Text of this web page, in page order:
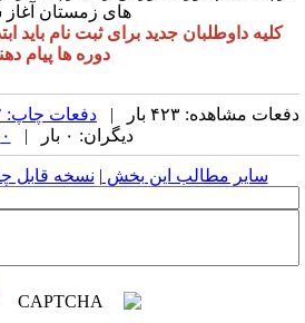
های زمستان آغاز
کلیه داوطلبان جدید برای ثبت نام باید
دوره ها پیام دهند
مشاهده: ۴۲۳ بار | دفعات چاپ: ۱۱۲ بار
دیگران: ۰ بار |
سایر مطالب این بخش | نسخه قابل